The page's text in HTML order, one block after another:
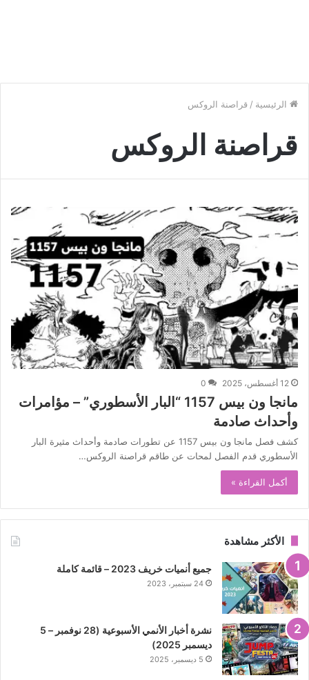
الرئيسية / قراصنة الروكس
قراصنة الروكس
12 أغسطس، 2025 0
مانجا ون بيس 1157 “البار الأسطوري” – مؤامرات
وأحداث صادمة
كشف فصل مانجا ون بيس 1157 عن تطورات صادمة وأحداث مثيرة البار
الأسطوري قدم الفصل لمحات عن طاقم قراصنة الروكس…
أكمل القراءة »
الأكثر مشاهدة
جميع أنميات خريف 2023 – قائمة كاملة
24 سبتمبر، 2023
نشرة أخبار الأنمي الأسبوعية (28 نوفمبر – 5
ديسمبر 2025)
5 ديسمبر، 2025